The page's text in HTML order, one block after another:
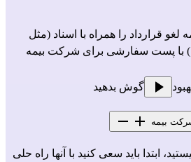
گوش بدهید
بیمه